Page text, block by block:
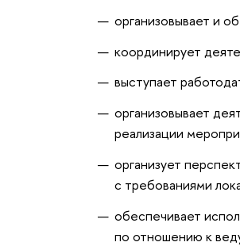
организовывает и
координирует
выступает
организовывает
реализации
организует
с требованиями
обеспечивает
по отношению к